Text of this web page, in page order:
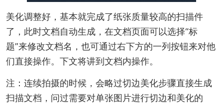
美化调整好，基本就完成了纸张质量较高的扫描件
了，此时文档自动生成，在文档页面可以选择“标
题”来修改文档名，也可通过右下方的一列按钮来对他
们直接操作。下文将讲到文档内操作。
注：连续拍摄的时候，会略过切边美化步骤直接生成
扫描文档，问过需要对单张图片进行切边和美化的